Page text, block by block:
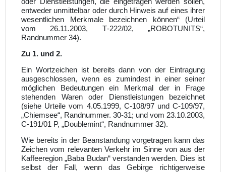
entweder unmittelbar oder durch Hinweis auf eines ihrer
wesentlichen Merkmale bezeichnen können“ (Urteil
vom 26.11.2003, T‑222/02, „ROBOTUNITS“,
Randnummer 34).
Zu 1. und 2.
Ein Wortzeichen ist bereits dann von der Eintragung
ausgeschlossen, wenn es zumindest in einer seiner
möglichen Bedeutungen ein Merkmal der in Frage
stehenden Waren oder Dienstleistungen bezeichnet
(siehe Urteile vom 4.05.1999, C-108/97 und C-109/97,
„Chiemsee“, Randnummer. 30-31; und vom 23.10.2003,
C-191/01 P, „Doublemint“, Randnummer 32).
Wie bereits in der Beanstandung vorgetragen kann das
Zeichen vom relevanten Verkehr im Sinne von aus der
Kaffeeregion „Baba Budan“ verstanden werden. Dies ist
selbst der Fall, wenn das Gebirge richtigerweise